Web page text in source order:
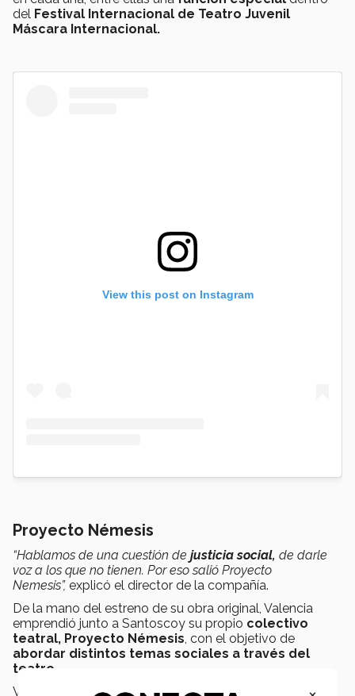
del Festival Internacional de Teatro Juvenil
Máscara Internacional.
View this post on Instagram
Proyecto Némesis
“Hablamos de una cuestión de justicia social, de darle
voz a los que no tienen. Por eso salió Proyecto
Nemesis”, explicó el director de la compañía.
De la mano del estreno de su obra original, Valencia
emprendió junto a Santoscoy su propio colectivo
teatral, Proyecto Némesis, con el objetivo de
abordar distintos temas sociales a través del
teatro.
Valencia compartió que su objetivo es